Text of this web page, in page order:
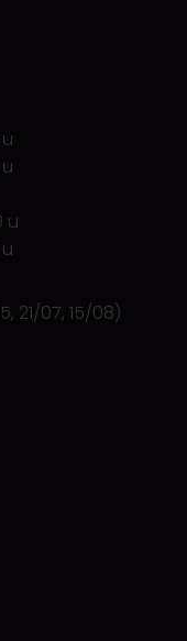
u
21/07, 15/08)